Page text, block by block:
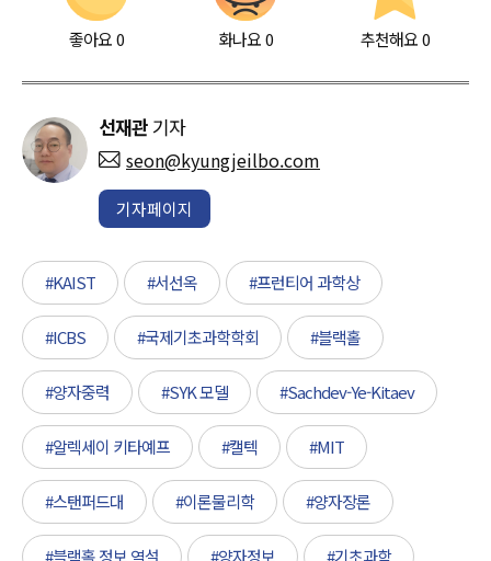
좋아요0 화나요0 추천해요 0
선재관 기자
seon@kyungjeilbo.com
기자페이지
#KAIST #서선옥 #프런티어 과학상
#ICBS #국제기초과학학회 #블랙홀
#양자중력 #SYK 모델 #Sachdev-Ye-Kitaev
#알렉세이 키타예프 #캘텍 #MIT
#스탠퍼드대 #이론물리학 #양자장론
#블랙홀 정보 역설 #양자정보 #기초과학